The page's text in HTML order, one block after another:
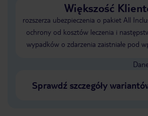
Większość
rozszerza ubezpieczenia o pakiet All
ochrony od kosztów leczenia i
wypadków o zdarzenia zaistniałe pod
Sprawdź szczegóły